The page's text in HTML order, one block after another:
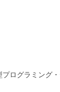
ログラミング